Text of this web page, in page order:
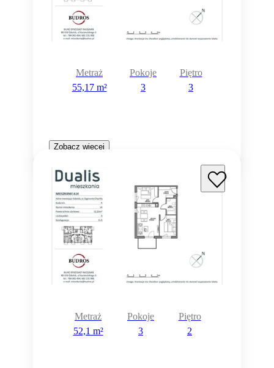
Metraż
55,17 m²
Pokoje
3
Piętro
3
Zobacz więcej
Metraż
52,1 m²
Pokoje
3
Piętro
2